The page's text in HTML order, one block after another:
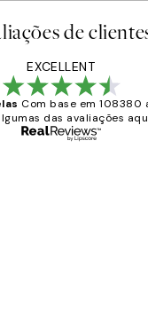
de
EXCELLENT
Com base em 108380
das avaliações